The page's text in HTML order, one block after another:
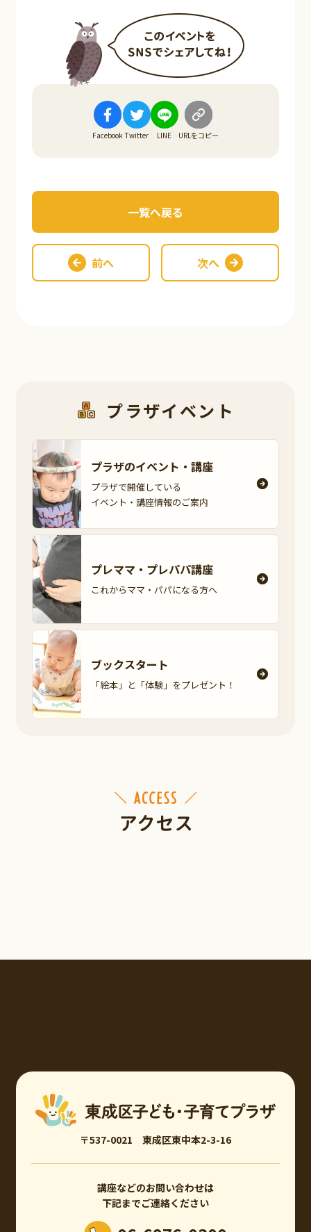
Facebook Twitter LINE URLをコピー
前へ
一覧へ戻る
次へ
プラザイベント
プラザのイベント・ 講座
プラザで開催している
イベント・講座情報のご案内
プレママ・ プレパパ講座
これからママ・パパになる方へ
ブックスタート
「絵本」と「体験」をプレゼント！
〒537-0021 東成区東中本2-3-16
講座などのお問い合わせは
下記までご連絡ください